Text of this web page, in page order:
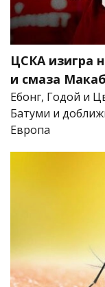
ЦСКА изигра
и смаза
Ебонг, Годой и
Батуми и
Европа